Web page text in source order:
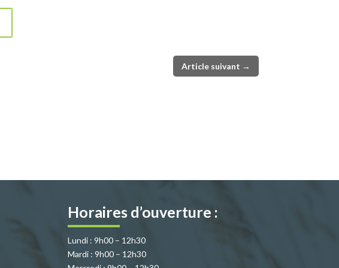
Article suivant →
Horaires d’ouverture :
Lundi : 9h00 – 12h30
Mardi : 9h00 – 12h30